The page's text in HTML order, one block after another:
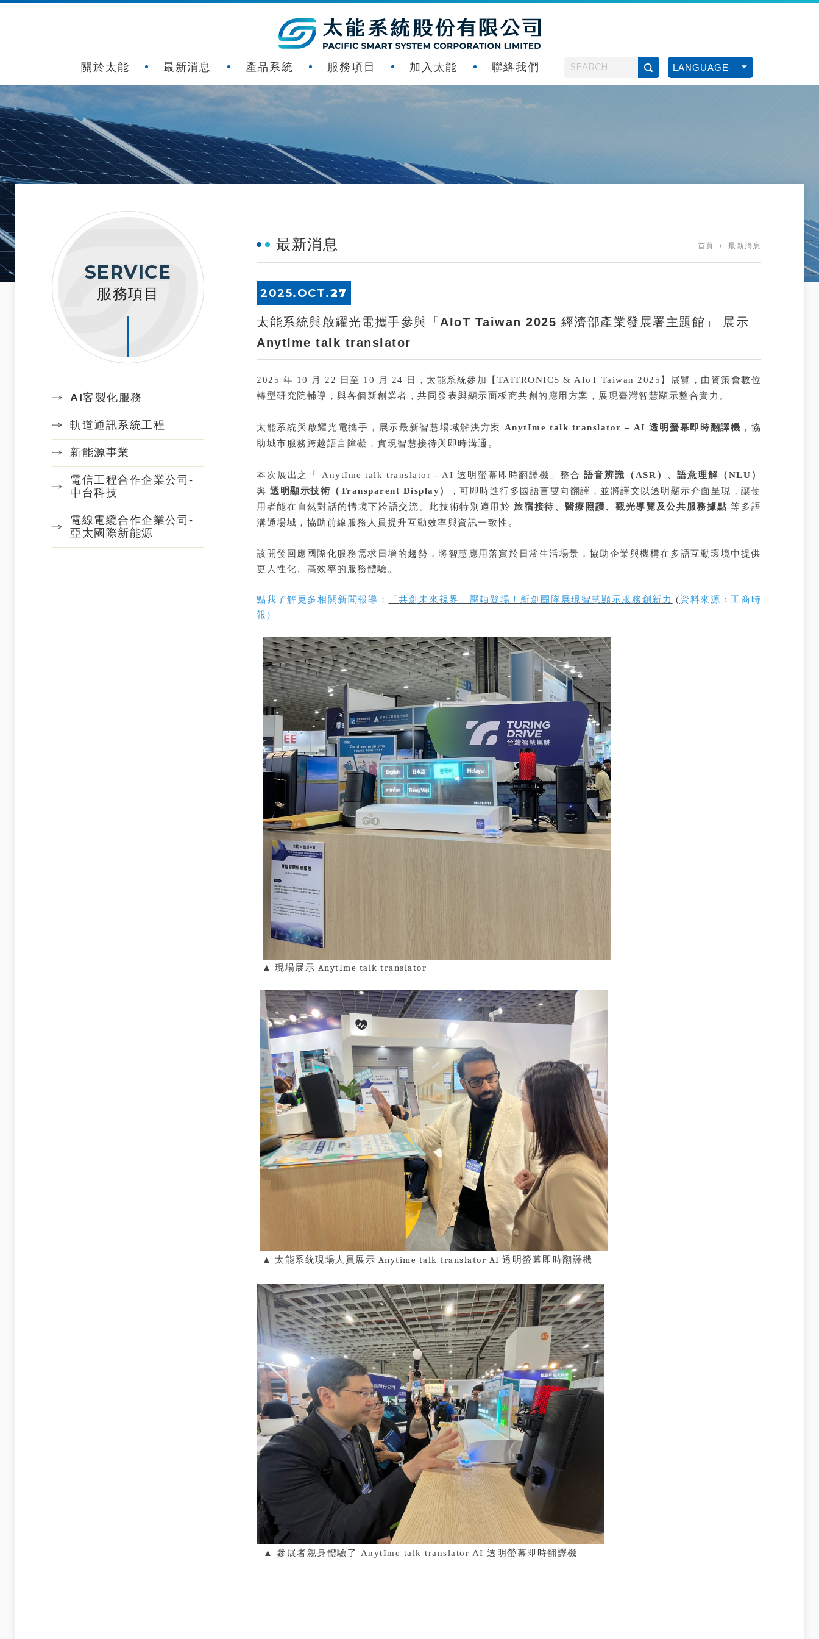
關於太能 最新消息 產品系統 服務項目 加入太能 聯絡我們 LANGUAGE
SERVICE
服務項目
AI客製化服務
軌道通訊系統工程
新能源事業
電信工程合作企業公司-
中台科技
電線電纜合作企業公司-
亞太國際新能源
最新消息 首頁 最新消息
2025.OCT.27
太能系統與啟耀光電攜手參與「AIoT Taiwan 2025 經濟部產業發展署主題館」 展示
AnytIme talk translator
2025 年 10 月 22 日至 10 月 24 日，太能系統參加【TAITRONICS & AIoT Taiwan 2025】展覽，由資策會數位
轉型研究院輔導，與各個新創業者，共同發表與顯示面板商共創的應用方案，展現臺灣智慧顯示整合實力。
太能系統與啟耀光電攜手 ，展示最新智慧場域解決方案 AnytIme talk translator – AI 透明螢幕即時翻譯機 ，協
助城市服務跨越語言障礙，實現智慧接待與即時溝通。
本次展出之「 AnytIme talk translator- AI透明螢幕即時翻譯機 」整合語音辨識（ASR） 、語意理解（NLU）
與 透明顯示技術（Transparent Display）
，可即時進行多國語言雙向翻譯，並將譯文以透明顯示介面呈現，讓使
用者能在自然對話的情境下跨語交流。此技術特別適用於旅宿接待、醫療照護、觀光導覽及公共服務據點 等多語
溝通場域，協助前線服務人員提升互動效率與資訊一致性。
該開發回應國際化服務需求日增的趨勢，將智慧應用落實於日常生活場景，協助企業與機構在多語互動環境中提供
更人性化、高效率的服務體驗。
點我了解更多相關新聞報導： 「共創未來視界」壓軸登場！新創團隊展現智慧顯示服務創新力 (資料來源：工商時
報)
▲ 現場展示 AnytIme talk translator
▲ 太能系統現場人員展示 Anytime talk translator AI 透明螢幕即時翻譯機
▲ 參展者親身體驗了 AnytIme talk translator AI 透明螢幕即時翻譯機